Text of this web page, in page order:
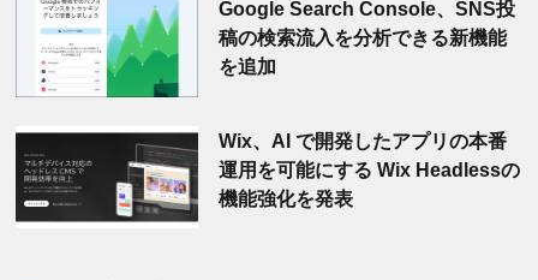
Google Search Console、SNS投
稿の検索流入を分析できる新機能
を追加
Wix、AI で開発したアプリの本番
運用を可能にする Wix Headlessの
機能強化を発表